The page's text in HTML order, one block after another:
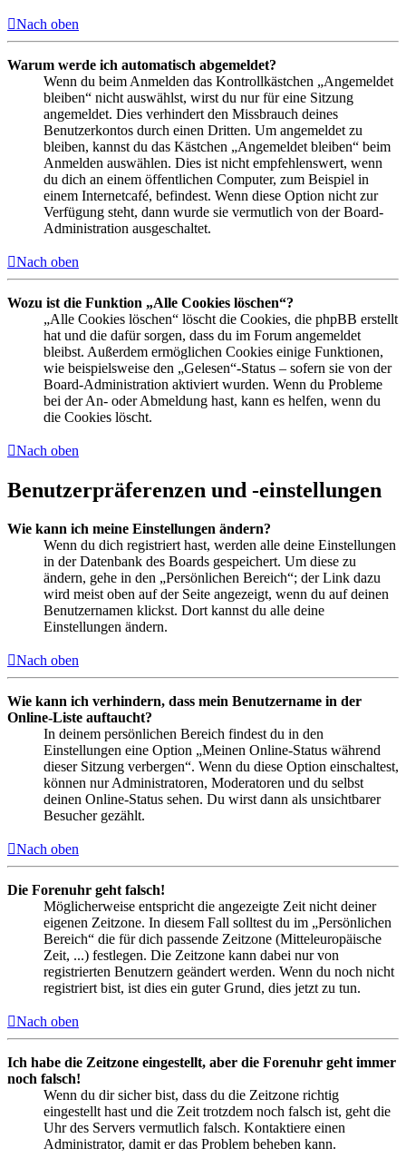
Nach oben
Warum werde ich automatisch abgemeldet?
Wenn du beim Anmelden das Kontrollkästchen „Angemeldet
bleiben“ nicht auswählst, wirst du nur für eine Sitzung
angemeldet. Dies verhindert den Missbrauch deines
Benutzerkontos durch einen Dritten. Um angemeldet zu
bleiben, kannst du das Kästchen „Angemeldet bleiben“ beim
Anmelden auswählen. Dies ist nicht empfehlenswert, wenn
du dich an einem öffentlichen Computer, zum Beispiel in
einem Internetcafé, befindest. Wenn diese Option nicht zur
Verfügung steht, dann wurde sie vermutlich von der Board-
Administration ausgeschaltet.
Nach oben
Wozu ist die Funktion „Alle Cookies löschen“?
„Alle Cookies löschen“ löscht die Cookies, die phpBB erstellt
hat und die dafür sorgen, dass du im Forum angemeldet
bleibst. Außerdem ermöglichen Cookies einige Funktionen,
wie beispielsweise den „Gelesen“-Status – sofern sie von der
Board-Administration aktiviert wurden. Wenn du Probleme
bei der An- oder Abmeldung hast, kann es helfen, wenn du
die Cookies löscht.
Nach oben
Benutzerpräferenzen und -einstellungen
Wie kann ich meine Einstellungen ändern?
Wenn du dich registriert hast, werden alle deine Einstellungen
in der Datenbank des Boards gespeichert. Um diese zu
ändern, gehe in den „Persönlichen Bereich“; der Link dazu
wird meist oben auf der Seite angezeigt, wenn du auf deinen
Benutzernamen klickst. Dort kannst du alle deine
Einstellungen ändern.
Nach oben
Wie kann ich verhindern, dass mein Benutzername in der
Online-Liste auftaucht?
In deinem persönlichen Bereich findest du in den
Einstellungen eine Option „Meinen Online-Status während
dieser Sitzung verbergen“. Wenn du diese Option einschaltest,
können nur Administratoren, Moderatoren und du selbst
deinen Online-Status sehen. Du wirst dann als unsichtbarer
Besucher gezählt.
Nach oben
Die Forenuhr geht falsch!
Möglicherweise entspricht die angezeigte Zeit nicht deiner
eigenen Zeitzone. In diesem Fall solltest du im „Persönlichen
Bereich“ die für dich passende Zeitzone (Mitteleuropäische
Zeit, ...) festlegen. Die Zeitzone kann dabei nur von
registrierten Benutzern geändert werden. Wenn du noch nicht
registriert bist, ist dies ein guter Grund, dies jetzt zu tun.
Nach oben
Ich habe die Zeitzone eingestellt, aber die Forenuhr geht immer
noch falsch!
Wenn du dir sicher bist, dass du die Zeitzone richtig
eingestellt hast und die Zeit trotzdem noch falsch ist, geht die
Uhr des Servers vermutlich falsch. Kontaktiere einen
Administrator, damit er das Problem beheben kann.